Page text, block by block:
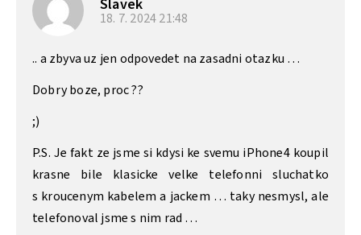
Slavek
18. 7. 202421:48
.. a zbyva uz jen odpovedet na zasadni otazku …
Dobry boze, proc ??
;)
P.S. Je fakt ze jsme si kdysi ke svemu iPhone4 koupil
krasne bile klasicke velke telefonni sluchatko
s kroucenym kabelem a jackem … taky nesmysl, ale
telefonoval jsme s nim rad …